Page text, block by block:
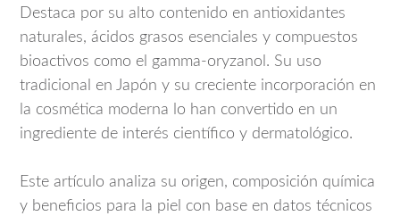
Destaca por su alto contenido en antioxidantes
naturales, ácidos grasos esenciales y compuestos
bioactivos como el gamma-oryzanol. Su uso
tradicional en Japón y su creciente incorporación en
la cosmética moderna lo han convertido en un
ingrediente de interés científico y dermatológico.
Este artículo analiza su origen, composición química
y beneficios para la piel con base en datos técnicos